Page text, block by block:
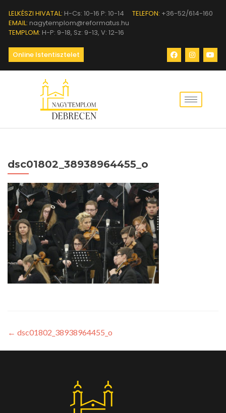
LELKÉSZI HIVATAL: H-Cs: 10-16 P: 10-14 TELEFON: +36-52/614-160
EMAIL: nagytemplom@reformatus.hu
TEMPLOM: H-P: 9-18, Sz: 9-13, V: 12-16
Online Istentisztelet
dsc01802_38938964455_o
← dsc01802_38938964455_o